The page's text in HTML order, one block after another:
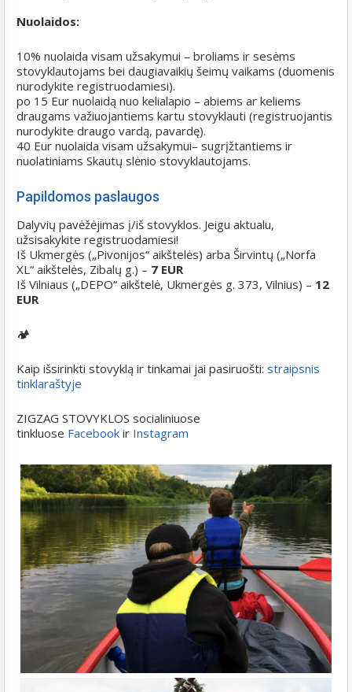
Nuolaidos:
10% nuolaida visam užsakymui – broliams ir sesėms
stovyklautojams bei daugiavaikių šeimų vaikams (duomenis
nurodykite registruodamiesi).
po 15 Eur nuolaidą nuo kelialapio – abiems ar keliems
draugams važiuojantiems kartu stovyklauti (registruojantis
nurodykite draugo vardą, pavardę).
40 Eur nuolaida visam užsakymui– sugrįžtantiems ir
nuolatiniams Skautų slėnio stovyklautojams.
Papildomos paslaugos
Dalyvių pavėžėjimas į/iš stovyklos. Jeigu aktualu,
užsisakykite registruodamiesi!
Iš Ukmergės („Pivonijos“ aikštelės) arba Širvintų („Norfa
XL“ aikštelės, Zibalų g.) – 7 EUR
Iš Vilniaus („DEPO“ aikštelė, Ukmergės g. 373, Vilnius) – 12
EUR
🏕️
Kaip išsirinkti stovyklą ir tinkamai jai pasiruošti: straipsnis
tinklaraštyje
ZIGZAG STOVYKLOS socialiniuose
tinkluose Facebook ir Instagram